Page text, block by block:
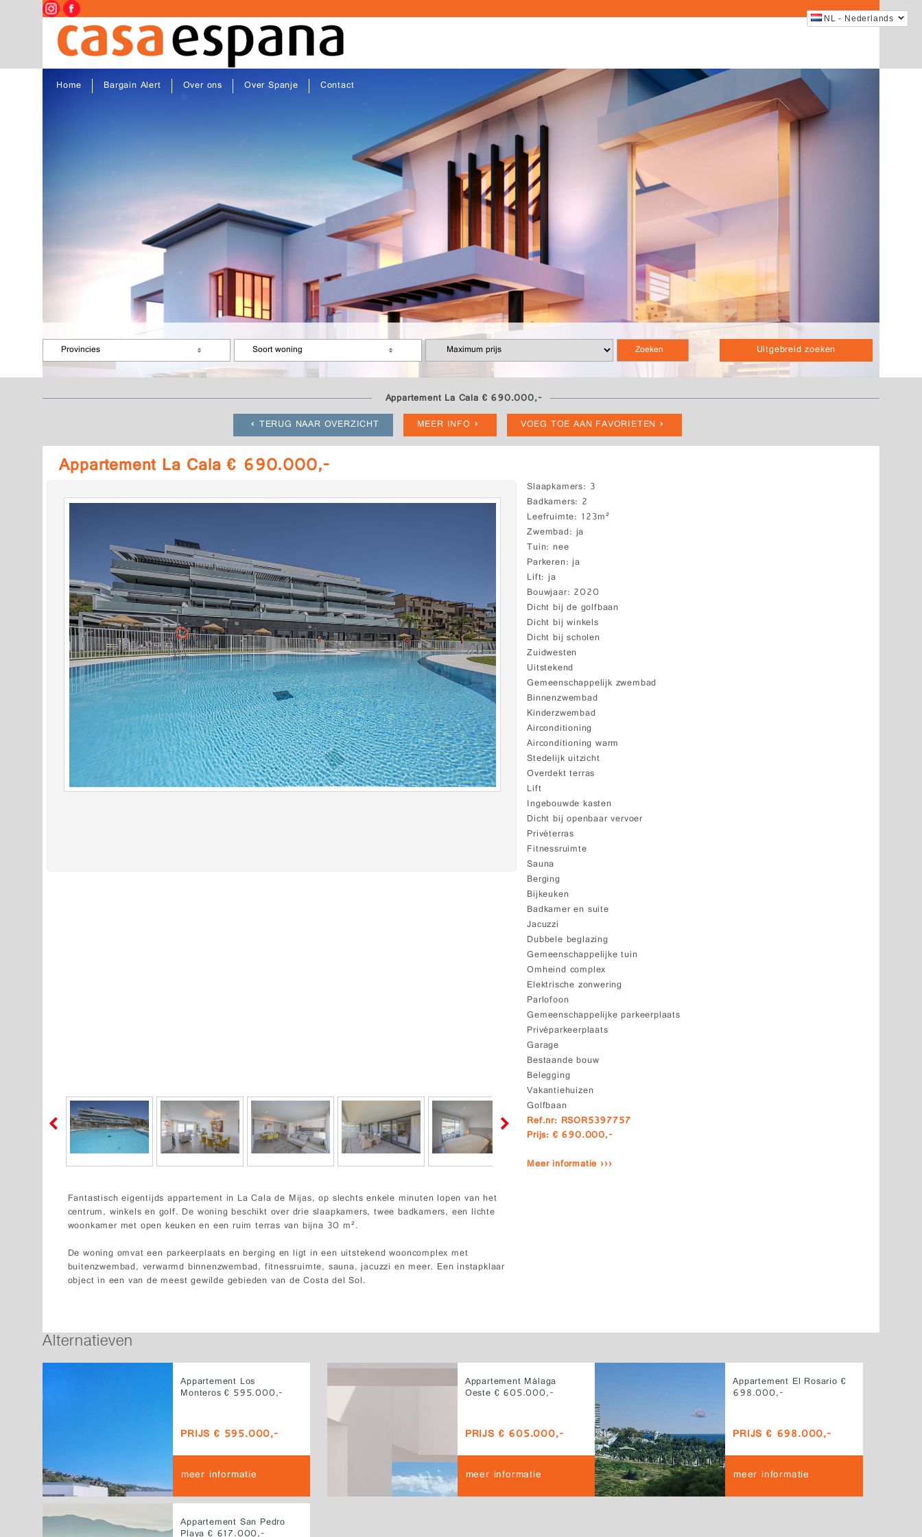
NL - Nederlands
Home Bargain Alert Over ons Over Spanje Contact
Uitgebreid zoeken
Provincies Soort woning
Appartement La Cala € 690.000,-
TERUG NAAR OVERZICHT
MEER INFO VOEG TOE AAN FAVORIETEN
Appartement La Cala € 690.000,-
Slaapkamers 3
Badkamers 2
Leefruimte 123m²
Zwembad ja
Tuin nee
Parkeren ja
Lift ja
Bouwjaar 2020
Dicht bij de golfbaan
Dicht bij winkels
Dicht bij scholen
Zuidwesten
Uitstekend
Gemeenschappelijk zwembad
Binnenzwembad
Kinderzwembad
Airconditioning
Airconditioning warm
Stedelijk uitzicht
Overdekt terras
Lift
Ingebouwde kasten
Dicht bij openbaar vervoer
Privéterras
Fitnessruimte
Sauna
Berging
Bijkeuken
Badkamer en suite
Jacuzzi
Dubbele beglazing
Gemeenschappelijke tuin
Omheind complex
Elektrische zonwering
Parlofoon
Gemeenschappelijke parkeerplaats
Privéparkeerplaats
Garage
Bestaande bouw
Belegging
Vakantiehuizen
Golfbaan
Ref.nr: RSOR5397757
Prijs: € 690.000,-
Meer informatie ›››
Fantastisch eigentijds appartement in La Cala de Mijas, op slechts enkele minuten lopen van het
centrum, winkels en golf. De woning beschikt over drie slaapkamers, twee badkamers, een lichte
woonkamer met open keuken en een ruim terras van bijna 30 m².
De woning omvat een parkeerplaats en berging en ligt in een uitstekend wooncomplex met
buitenzwembad, verwarmd binnenzwembad, fitnessruimte, sauna, jacuzzi en meer. Een instapklaar
object in een van de meest gewilde gebieden van de Costa del Sol.
Alternatieven
Appartement Los
Monteros € 595.000,-
PRIJS € 595.000,-
meer informatie
Appartement Málaga
Oeste € 605.000,-
PRIJS € 605.000,-
meer informatie
Appartement El Rosario €
698.000,-
PRIJS € 698.000,-
meer informatie
Appartement San Pedro